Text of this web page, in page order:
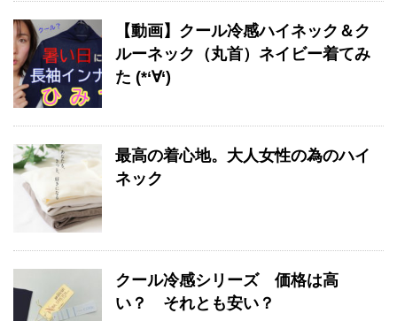
【動画】クール冷感ハイネック＆ク
ルーネック（丸首）ネイビー着てみ
た (*‘∀‘)
最高の着心地。大人女性の為のハイ
ネック
クール冷感シリーズ 価格は高
い？ それとも安い？